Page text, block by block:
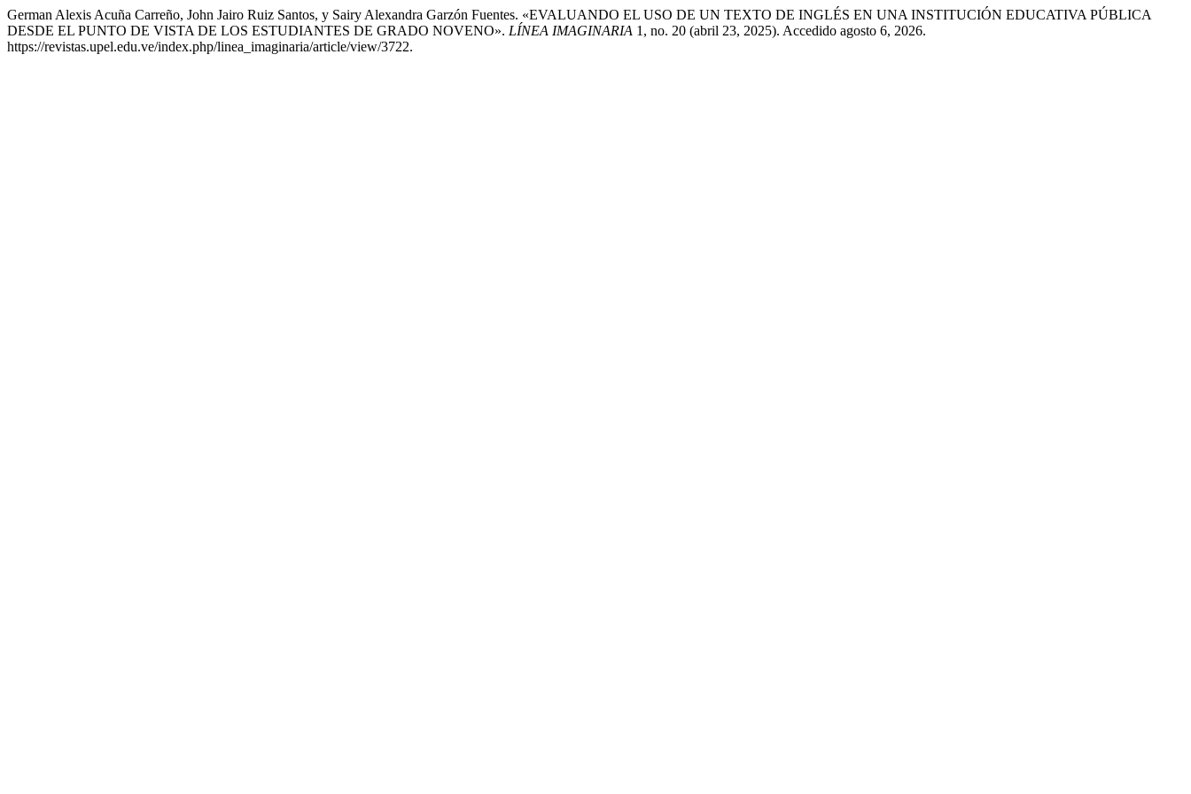
German Alexis Acuña Carreño, John Jairo Ruiz Santos, y Sairy Alexandra Garzón Fuentes. «EVALUANDO EL USO DE UN TEXTO DE INGLÉS EN UNA INSTITUCIÓN EDUCATIVA PÚBLICA
DESDE EL PUNTO DE VISTA DE LOS ESTUDIANTES DE GRADO NOVENO». LÍNEA IMAGINARIA 1, no. 20 (abril 23, 2025). Accedido agosto 6, 2026.
https://revistas.upel.edu.ve/index.php/linea_imaginaria/article/view/3722.